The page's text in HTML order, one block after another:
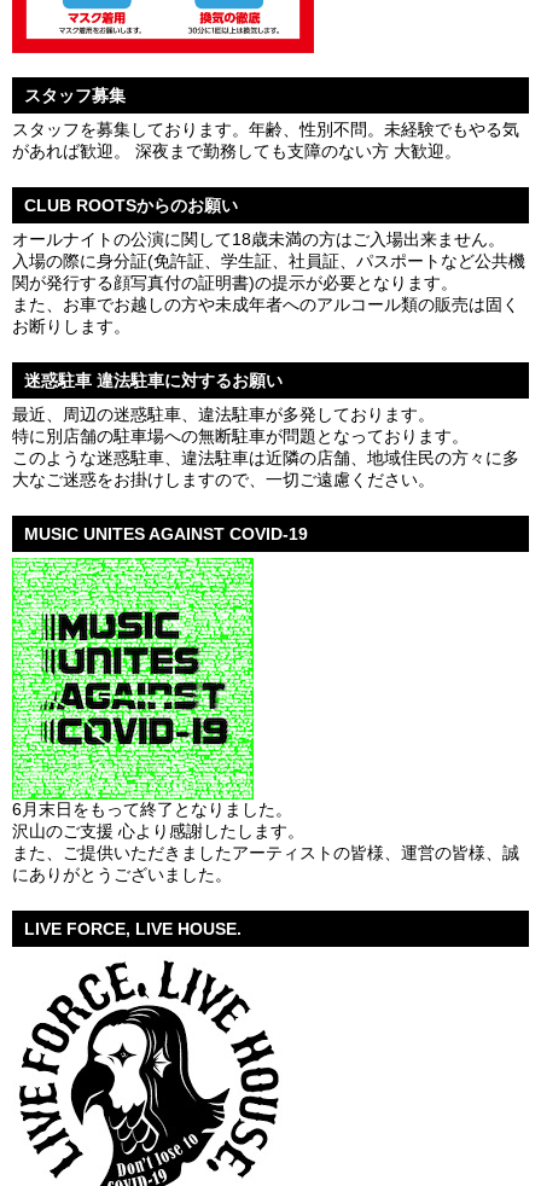
スタッフ募集
スタッフを募集しております。年齢、性別不問。未経験でもやる気
があれば歓迎。 深夜まで勤務しても支障のない方 大歓迎。
CLUB ROOTSからのお願い
オールナイトの公演に関して18歳未満の方はご入場出来ません。
入場の際に身分証(免許証、学生証、社員証、パスポートなど公共機
関が発行する顔写真付の証明書)の提示が必要となります。
また、お車でお越しの方や未成年者へのアルコール類の販売は固く
お断りします。
迷惑駐車 違法駐車に対するお願い
最近、周辺の迷惑駐車、違法駐車が多発しております。
特に別店舗の駐車場への無断駐車が問題となっております。
このような迷惑駐車、違法駐車は近隣の店舗、地域住民の方々に多
大なご迷惑をお掛けしますので、一切ご遠慮ください。
MUSIC UNITES AGAINST COVID-19
6月末日をもって終了となりました。
沢山のご支援 心より感謝したします。
また、ご提供いただきましたアーティストの皆様、運営の皆様、誠
にありがとうございました。
LIVE FORCE, LIVE HOUSE.